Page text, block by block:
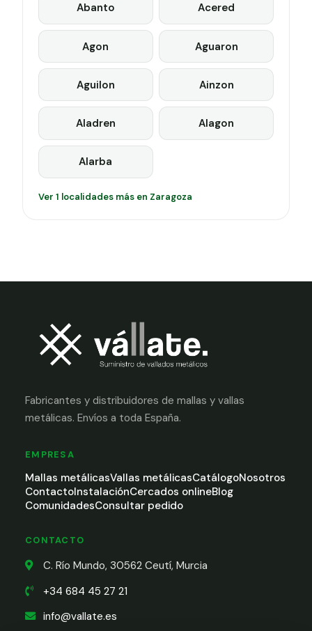
Abanto Acered
Agon Aguaron
Aguilon Ainzon
Aladren Alagon
Alarba
Ver 1 localidades más en Zaragoza
Fabricantes y distribuidores de mallas y vallas
metálicas. Envíos a toda España.
EMPRESA
Mallas metálicasVallas metálicasCatálogoNosotros
ContactoInstalaciónCercados onlineBlog
ComunidadesConsultar pedido
CONTACTO
C. Río Mundo, 30562 Ceutí, Murcia
+34 684 45 27 21
info@vallate.es